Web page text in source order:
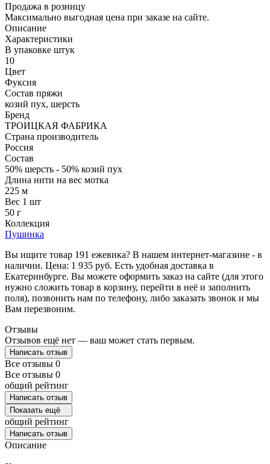
Продажа в розницу
Максимально выгодная цена при заказе на сайте.
Описание
Характеристики
В упаковке штук
10
Цвет
Фуксия
Состав пряжи
козий пух, шерсть
Бренд
ТРОИЦКАЯ ФАБРИКА
Страна производитель
Россия
Состав
50% шерсть - 50% козий пух
Длина нити на вес мотка
225 м
Вес 1 шт
50 г
Коллекция
Пушинка
Вы ищите товар 191 ежевика? В нашем интернет-магазине - в
наличии. Цена: 1 935 руб. Есть удобная доставка в
Екатеринбурге. Вы можете оформить заказ на сайте (для этого
нужно сложить товар в корзину, перейти в неё и заполнить
поля), позвонить нам по телефону, либо заказать звонок и мы
Вам перезвоним.
Отзывы
Отзывов ещё нет — ваш может стать первым.
Написать отзыв
Все отзывы 0
Все отзывы 0
общий рейтинг
Написать отзыв
Показать ещё
общий рейтинг
Написать отзыв
Описание